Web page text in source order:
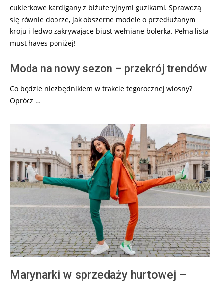
cukierkowe kardigany z biżuteryjnymi guzikami. Sprawdzą
się równie dobrze, jak obszerne modele o przedłużanym
kroju i ledwo zakrywające biust wełniane bolerka. Pełna lista
must haves poniżej!
Moda na nowy sezon – przekrój trendów
Co będzie niezbędnikiem w trakcie tegorocznej wiosny?
Oprócz …
Marynarki w sprzedaży hurtowej –